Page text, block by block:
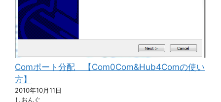
Comポート分配 【Com0Com&Hub4Comの使い
方】
2010年10月11日
しおんぐ